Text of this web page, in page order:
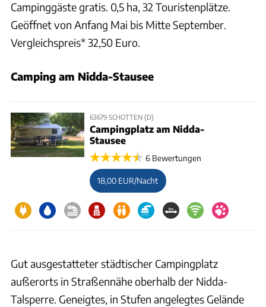
Campinggäste gratis. 0,5 ha, 32 Touristenplätze.
Geöffnet von Anfang Mai bis Mitte September.
Vergleichspreis* 32,50 Euro.
Camping am Nidda-Stausee
63679 SCHOTTEN (D)
Campingplatz am Nidda-
Stausee
6 Bewertungen
18,00 EUR/Nacht
Gut ausgestatteter städtischer Campingplatz
außerorts in Straßennähe oberhalb der Nidda-
Talsperre. Geneigtes, in Stufen angelegtes Gelände